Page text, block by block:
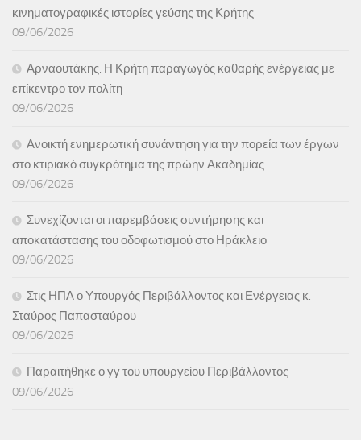
κινηματογραφικές ιστορίες γεύσης της Κρήτης
09/06/2026
Αρναουτάκης: Η Κρήτη παραγωγός καθαρής ενέργειας με
επίκεντρο τον πολίτη
09/06/2026
Ανοικτή ενημερωτική συνάντηση για την πορεία των έργων
στο κτιριακό συγκρότημα της πρώην Ακαδημίας
09/06/2026
Συνεχίζονται οι παρεμβάσεις συντήρησης και
αποκατάστασης του οδοφωτισμού στο Ηράκλειο
09/06/2026
Στις ΗΠΑ ο Υπουργός Περιβάλλοντος και Ενέργειας κ.
Σταύρος Παπασταύρου
09/06/2026
Παραιτήθηκε ο γγ του υπουργείου Περιβάλλοντος
09/06/2026